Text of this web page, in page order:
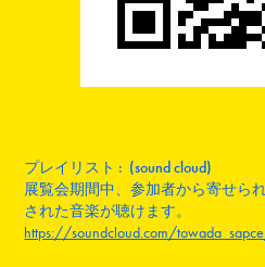
プレイリスト : (sound cloud)
展覧会期間中、参加者から寄せら
された音楽が聴けます。
https://soundcloud.com/